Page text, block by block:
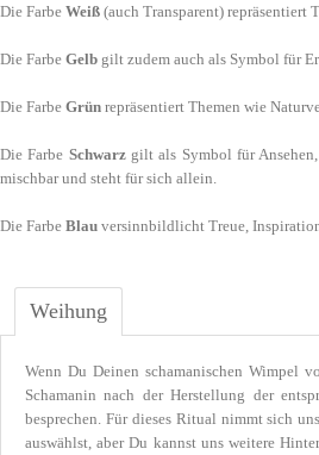
Die Farbe Weiß (auch Transparent) repräsentiert
Die Farbe Gelb gilt zudem auch als Symbol für
Die Farbe Grün repräsentiert Themen wie
Die Farbe Schwarzgilt als Symbol für Ansehen,
mischbar und steht für sich allein.
Die Farbe Blau versinnbildlicht Treue,
Weihung
Wenn Du Deinen schamanischen Wimpel
Schamanin nach der Herstellung der
besprechen. Für dieses Ritual nimmt sich
auswählst, aber Du kannst uns weitere